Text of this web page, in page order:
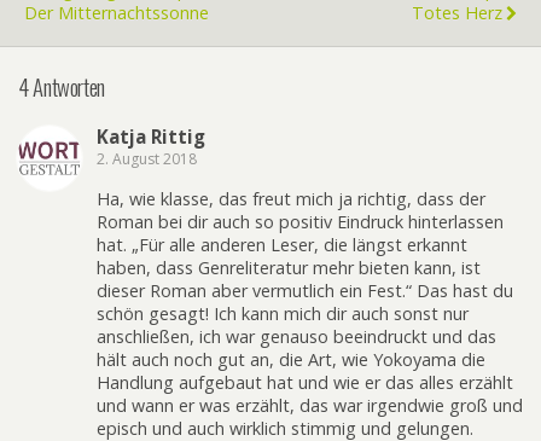
Der Mitternachtssonne
Totes Herz
4 Antworten
Katja Rittig
2. August 2018
Ha, wie klasse, das freut mich ja richtig, dass der
Roman bei dir auch so positiv Eindruck hinterlassen
hat. „Für alle anderen Leser, die längst erkannt
haben, dass Genreliteratur mehr bieten kann, ist
dieser Roman aber vermutlich ein Fest.“ Das hast du
schön gesagt! Ich kann mich dir auch sonst nur
anschließen, ich war genauso beeindruckt und das
hält auch noch gut an, die Art, wie Yokoyama die
Handlung aufgebaut hat und wie er das alles erzählt
und wann er was erzählt, das war irgendwie groß und
episch und auch wirklich stimmig und gelungen.